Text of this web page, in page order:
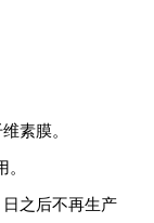
素膜。
之后不再生产